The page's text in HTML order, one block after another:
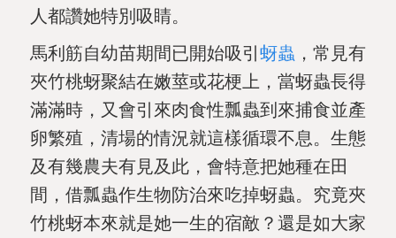
人都讚她特別吸睛。
馬利筋自幼苗期間已開始吸引蚜蟲 ，常見有
夾竹桃蚜聚結在嫩莖或花梗上，當蚜蟲長得
滿滿時，又會引來肉食性瓢蟲到來捕食並產
卵繁殖，清場的情況就這樣循環不息。生態
及有幾農夫有見及此，會特意把她種在田
間，借瓢蟲作生物防治來吃掉蚜蟲。究竟夾
竹桃蚜本來就是她一生的宿敵？還是如大家